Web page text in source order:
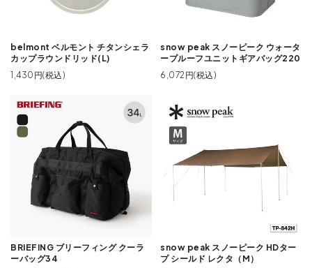
belmont ベルモント チタンシェラ
カップラウンドリッド(L)
1,430円(税込)
snow peak スノーピーク ウォータ
ープルーフユニットギアバッグ220
6,072円(税込)
BRIEFING ブリーフィング クーラ
ーバッグ34
snow peak スノーピーク HDター
プ シールド レクタ（M）